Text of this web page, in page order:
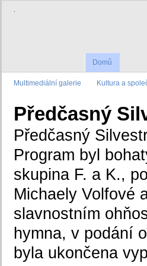
.
Domů
Multimediální galerie Kultura a
Předčasný
Předčasný
Program byl
skupina F. a K.,
Michaely Volfové
slavnostním
hymna, v podání
byla ukončena